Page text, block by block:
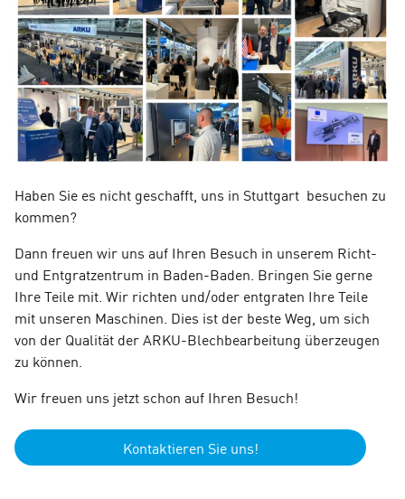
Haben Sie es nicht geschafft, uns in Stuttgart besuchen zu
kommen?
Dann freuen wir uns auf Ihren Besuch in unserem Richt-
und Entgratzentrum in Baden-Baden. Bringen Sie gerne
Ihre Teile mit. Wir richten und/oder entgraten Ihre Teile
mit unseren Maschinen. Dies ist der beste Weg, um sich
von der Qualität der ARKU-Blechbearbeitung überzeugen
zu können.
Wir freuen uns jetzt schon auf Ihren Besuch!
Kontaktieren Sie uns!